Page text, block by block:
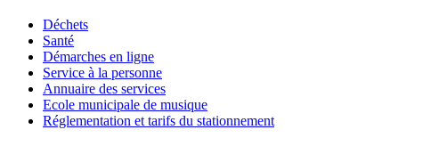
Déchets
Santé
Démarches en ligne
Service à la personne
Annuaire des services
Ecole municipale de musique
Réglementation et tarifs du stationnement